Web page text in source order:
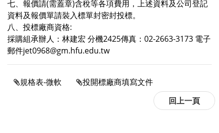
七、報價請(需蓋章)含稅等各項費用，上述資料及公司登記
資料及報價單請裝入標單封密封投標。
八、投標廠商資格:
採購組承辦人：林建宏 分機2425傳真：02-2663-3173 電子
郵件jet0968@gm.hfu.edu.tw
規格表-微軟 投開標廠商填寫文件